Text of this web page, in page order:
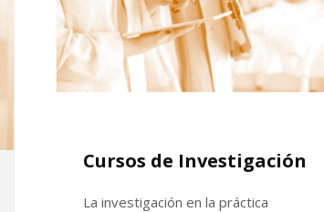
Cursos de Investigación
La investigación en la práctica